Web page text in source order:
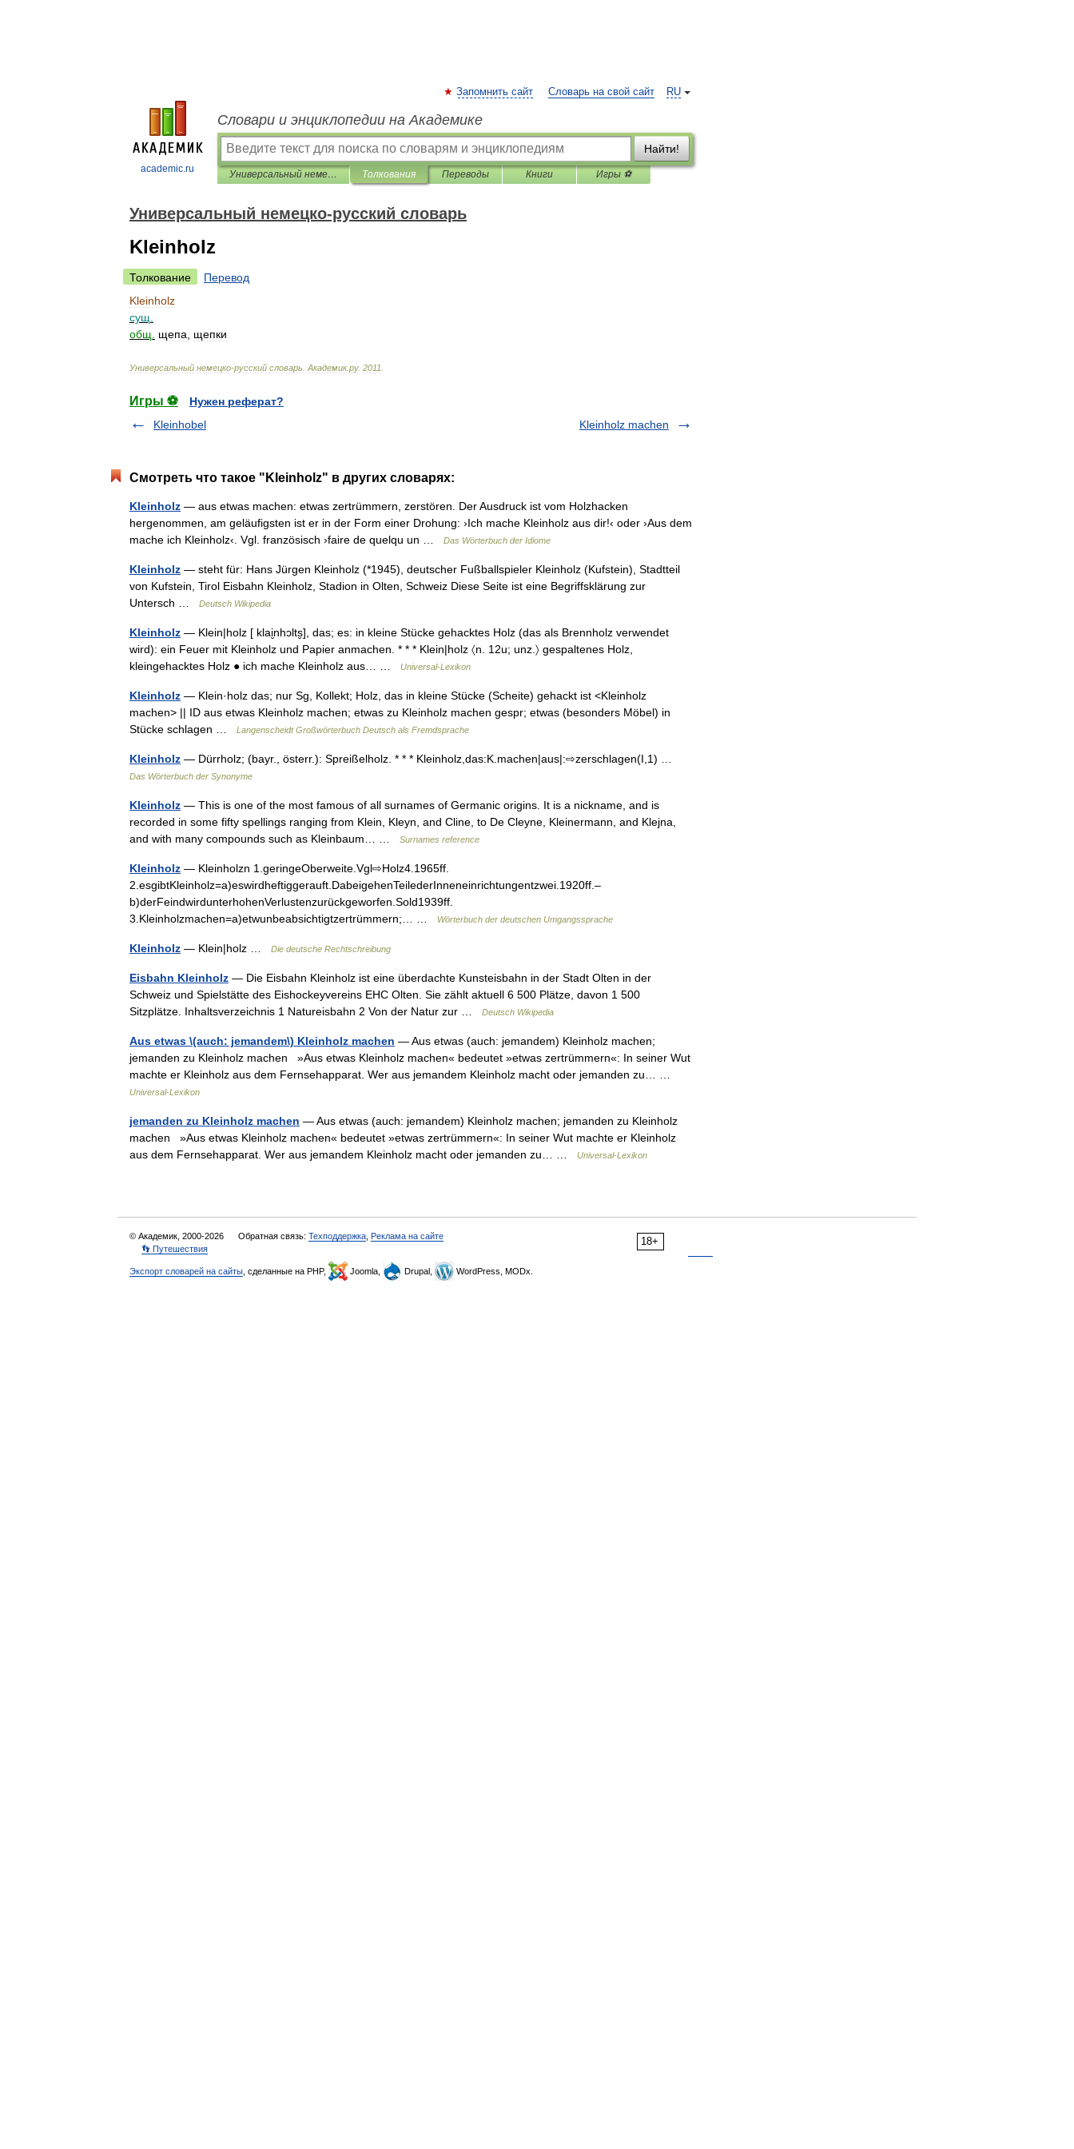
academic.ru
RU
Запомнить сайт Словарь на свой сайт
Словари и энциклопедии на Академике
Найти!
Универсальный немецко-русский словарь Толкования Переводы Книги Игры ⚽
Универсальный немецко-русский словарь
Kleinholz
Толкование
Перевод
Kleinholz
сущ
общ
щепа щепки
Универсальный немецко-русский словарь Академик.ру. 2011
Игры ⚽
Нужен реферат?
Kleinhobel
Kleinholz machen
Смотреть что такое "Kleinholz" в других словарях:
Kleinholz — aus etwas machen: etwas zertrümmern, zerstören. Der Ausdruck ist vom Holzhacken
hergenommen, am geläufigsten ist er in der Form einer Drohung: ›Ich mache Kleinholz aus dir!‹ oder ›Aus dem
mache ich Kleinholz‹. Vgl. französisch ›faire de quelqu un …
Das Wörterbuch der Idiome
Kleinholz — steht für: Hans Jürgen Kleinholz (*1945), deutscher Fußballspieler Kleinholz (Kufstein), Stadtteil
von Kufstein, Tirol Eisbahn Kleinholz, Stadion in Olten, Schweiz Diese Seite ist eine Begriffsklärung zur
Untersch …
Deutsch Wikipedia
Kleinholz — Klein|holz [ klai̮nhɔlts̮], das; es: in kleine Stücke gehacktes Holz (das als Brennholz verwendet
wird): ein Feuer mit Kleinholz und Papier anmachen. * * * Klein|holz 〈n. 12u; unz.〉 gespaltenes Holz,
kleingehacktes Holz ● ich mache Kleinholz aus… …
Universal-Lexikon
Kleinholz — Klein·holz das; nur Sg, Kollekt; Holz, das in kleine Stücke (Scheite) gehackt ist <Kleinholz
machen> || ID aus etwas Kleinholz machen; etwas zu Kleinholz machen gespr; etwas (besonders Möbel) in
Stücke schlagen …
Langenscheidt Großwörterbuch Deutsch als Fremdsprache
Kleinholz — Dürrholz; (bayr., österr.): Spreißelholz. * * * Kleinholz,das:K.machen|aus|:⇨zerschlagen(I,1) …
Das Wörterbuch der Synonyme
Kleinholz — This is one of the most famous of all surnames of Germanic origins. It is a nickname, and is
recorded in some fifty spellings ranging from Klein, Kleyn, and Cline, to De Cleyne, Kleinermann, and Klejna,
and with many compounds such as Kleinbaum… …
Surnames reference
Kleinholz — Kleinholzn 1.geringeOberweite.Vgl⇨Holz4.1965ff.
2.esgibtKleinholz=a)eswirdheftiggerauft.DabeigehenTeilederInneneinrichtungentzwei.1920ff.–
b)derFeindwirdunterhohenVerlustenzurückgeworfen.Sold1939ff.
3.Kleinholzmachen=a)etwunbeabsichtigtzertrümmern;… …
Wörterbuch der deutschen Umgangssprache
Kleinholz — Klein|holz … Die deutsche Rechtschreibung
Eisbahn Kleinholz — Die Eisbahn Kleinholz ist eine überdachte Kunsteisbahn in der Stadt Olten in der
Schweiz und Spielstätte des Eishockeyvereins EHC Olten. Sie zählt aktuell 6 500 Plätze, davon 1 500
Sitzplätze. Inhaltsverzeichnis 1 Natureisbahn 2 Von der Natur zur …
Deutsch Wikipedia
Aus etwas \(auch: jemandem\) Kleinholz machen — Aus etwas (auch: jemandem) Kleinholz machen;
jemanden zu Kleinholz machen »Aus etwas Kleinholz machen« bedeutet »etwas zertrümmern«: In seiner Wut
machte er Kleinholz aus dem Fernsehapparat. Wer aus jemandem Kleinholz macht oder jemanden zu… …
Universal-Lexikon
jemanden zu Kleinholz machen — Aus etwas (auch: jemandem) Kleinholz machen; jemanden zu Kleinholz
machen »Aus etwas Kleinholz machen« bedeutet »etwas zertrümmern«: In seiner Wut machte er Kleinholz
aus dem Fernsehapparat. Wer aus jemandem Kleinholz macht oder jemanden zu… …
Universal-Lexikon
18+
© Академик, 2000-2026 Обратная связь: Техподдержка Реклама на сайте
👣 Путешествия
Экспорт словарей на сайты , сделанные на PHP, Joomla, Drupal, WordPress, MODx.